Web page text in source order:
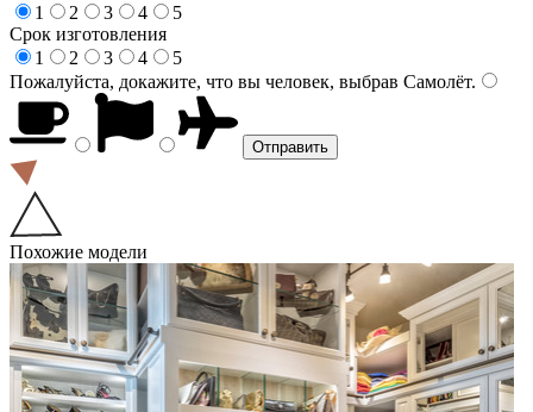
1
2 3 4
5
Срок изготовления
1
2 3 4
5
Пожалуйста, докажите, что вы человек, выбрав Самолёт.
Похожие модели